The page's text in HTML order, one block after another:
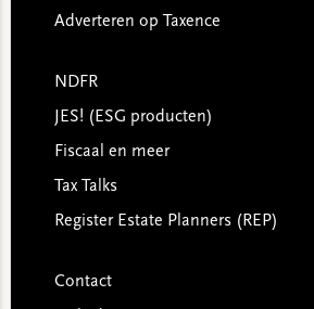
Adverteren op Taxence
NDFR
JES! (ESG producten)
Fiscaal en meer
Tax Talks
Register Estate Planners (REP)
Contact